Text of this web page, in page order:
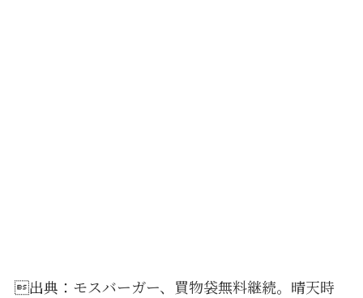
出典： モスバーガー、買物袋無料継続。晴天時